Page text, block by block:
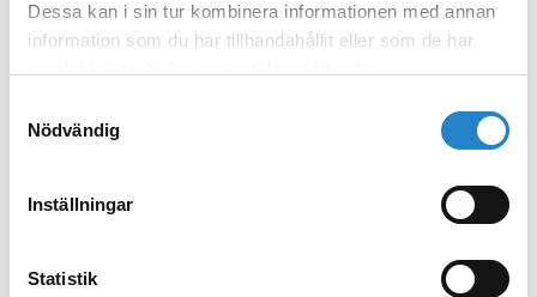
Dessa kan i sin tur kombinera informationen med annan
information som du har tillhandahållit eller som de har
Nödvändig
Inställningar
Statistik